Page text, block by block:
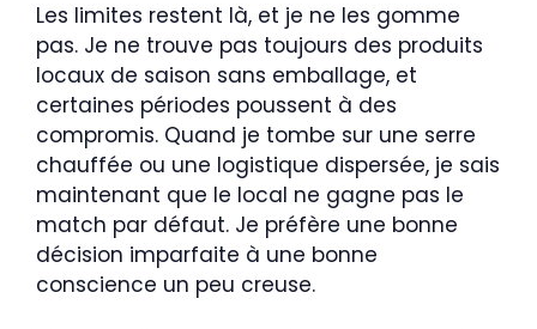
Les limites restent là, et je ne les gomme
pas. Je ne trouve pas toujours des produits
locaux de saison sans emballage, et
certaines périodes poussent à des
compromis. Quand je tombe sur une serre
chauffée ou une logistique dispersée, je sais
maintenant que le local ne gagne pas le
match par défaut. Je préfère une bonne
décision imparfaite à une bonne
conscience un peu creuse.